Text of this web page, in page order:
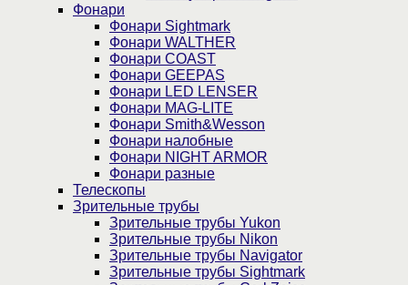
Фонари
Фонари Sightmark
Фонари WALTHER
Фонари COAST
Фонари GEEPAS
Фонари LED LENSER
Фонари MAG-LITE
Фонари Smith&Wesson
Фонари налобные
Фонари NIGHT ARMOR
Фонари разные
Телескопы
Зрительные трубы
Зрительные трубы Yukon
Зрительные трубы Nikon
Зрительные трубы Navigator
Зрительные трубы Sightmark